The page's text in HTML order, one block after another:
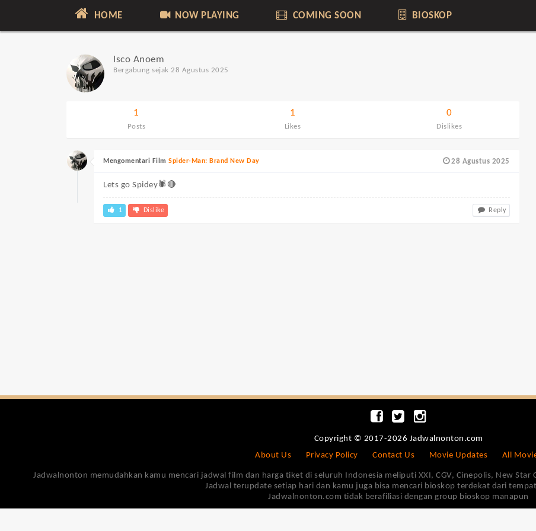
HOME NOW PLAYING COMING SOON BIOSKOP
Isco Anoem
Bergabung sejak 28 Agustus 2025
1
Posts
1
Likes
0
Dislikes
28 Agustus 2025
Mengomentari Film Spider-Man: Brand New Day
Lets go Spidey🕷🔴
1 Dislike Reply
Copyright © 2017-2026 Jadwalnonton.com
About Us
Privacy Policy Contact Us Movie Updates All
Jadwalnonton memudahkan kamu mencari jadwal film dan harga tiket di seluruh Indonesia meliputi XXI, CGV, Cinepolis, New Star
Jadwal terupdate setiap hari dan kamu juga bisa mencari bioskop terdekat dari
Jadwalnonton.com tidak berafiliasi dengan group bioskop manapun